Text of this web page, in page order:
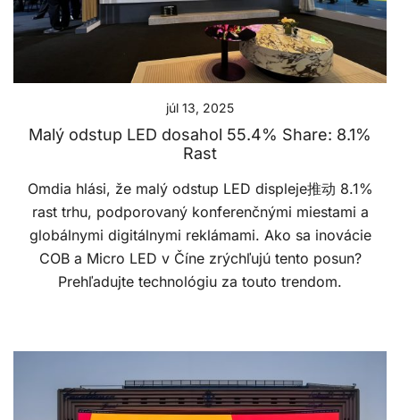
júl 13, 2025
Malý odstup LED dosahol 55.4% Share: 8.1%
Rast
Omdia hlási, že malý odstup LED displeje推动 8.1%
rast trhu, podporovaný konferenčnými miestami a
globálnymi digitálnymi reklámami. Ako sa inovácie
COB a Micro LED v Číne zrýchľujú tento posun?
Prehľadujte technológiu za touto trendom.